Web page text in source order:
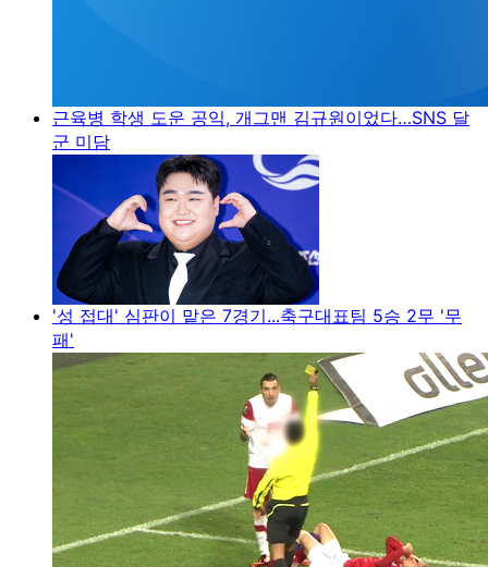
근육병 학생 도운 공익, 개그맨 김규원이었다…SNS 달
군 미담
'성 접대' 심판이 맡은 7경기...축구대표팀 5승 2무 '무
패'